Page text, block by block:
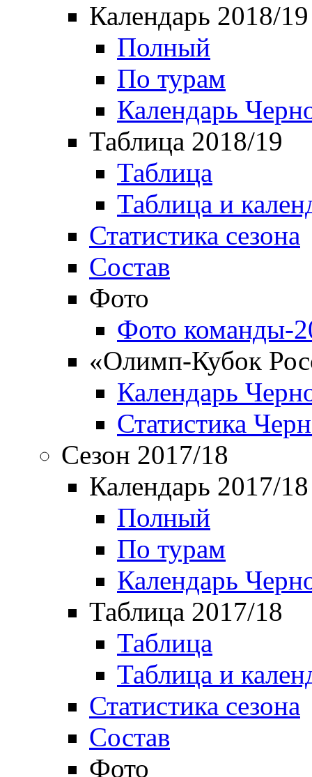
Календарь 2018/19
Полный
По турам
Календарь
Таблица 2018/19
Таблица
Таблица и
Статистика сезона
Состав
Фото
Фото команды-
«Олимп-Кубок
Календарь
Статистика
Сезон 2017/18
Календарь 2017/18
Полный
По турам
Календарь
Таблица 2017/18
Таблица
Таблица и
Статистика сезона
Состав
Фото